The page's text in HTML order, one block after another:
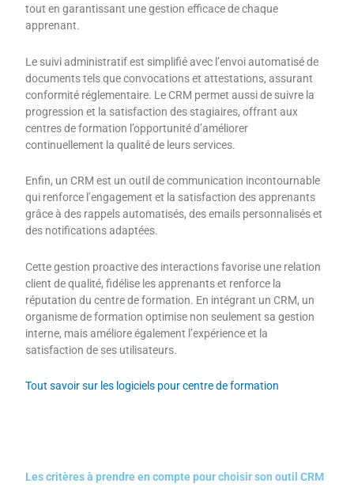
tout en garantissant une gestion efficace de chaque
apprenant.
Le suivi administratif est simplifié avec l’envoi automatisé de
documents tels que convocations et attestations, assurant
conformité réglementaire. Le CRM permet aussi de suivre la
progression et la satisfaction des stagiaires, offrant aux
centres de formation l’opportunité d’améliorer
continuellement la qualité de leurs services.
Enfin, un CRM est un outil de communication incontournable
qui renforce l’engagement et la satisfaction des apprenants
grâce à des rappels automatisés, des emails personnalisés et
des notifications adaptées.
Cette gestion proactive des interactions favorise une relation
client de qualité, fidélise les apprenants et renforce la
réputation du centre de formation. En intégrant un CRM, un
organisme de formation optimise non seulement sa gestion
interne, mais améliore également l’expérience et la
satisfaction de ses utilisateurs.
Tout savoir sur les logiciels pourcentre de formation
Les critères à prendre en compte pour choisir son outil CRM